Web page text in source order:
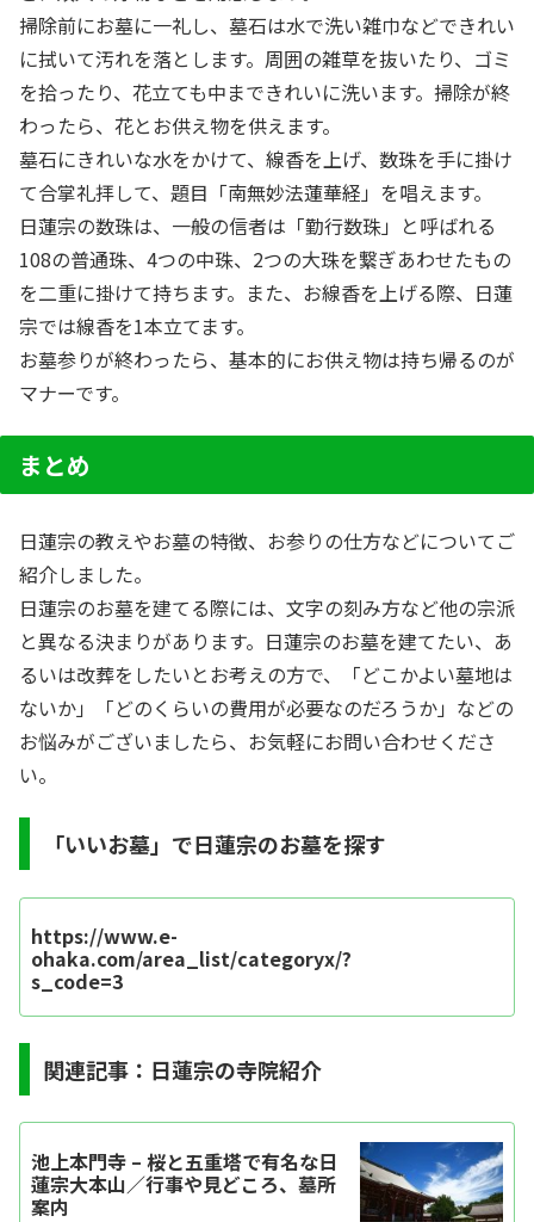
掃除前にお墓に一礼し、墓石は水で洗い雑巾などできれい
に拭いて汚れを落とします。周囲の雑草を抜いたり、ゴミ
を拾ったり、花立ても中まできれいに洗います。掃除が終
わったら、花とお供え物を供えます。
墓石にきれいな水をかけて、線香を上げ、数珠を手に掛け
て合掌礼拝して、題目「南無妙法蓮華経」を唱えます。
日蓮宗の数珠は、一般の信者は「勤行数珠」と呼ばれる
108の普通珠、4つの中珠、2つの大珠を繋ぎあわせたもの
を二重に掛けて持ちます。また、お線香を上げる際、日蓮
宗では線香を1本立てます。
お墓参りが終わったら、基本的にお供え物は持ち帰るのが
マナーです。
まとめ
日蓮宗の教えやお墓の特徴、お参りの仕方などについてご
紹介しました。
日蓮宗のお墓を建てる際には、文字の刻み方など他の宗派
と異なる決まりがあります。日蓮宗のお墓を建てたい、あ
るいは改葬をしたいとお考えの方で、「どこかよい墓地は
ないか」「どのくらいの費用が必要なのだろうか」などの
お悩みがございましたら、お気軽にお問い合わせくださ
い。
「いいお墓」で日蓮宗のお墓を探す
https://www.e-
ohaka.com/area_list/categoryx/?
s_code=3
関連記事：日蓮宗の寺院紹介
池上本門寺 – 桜と五重塔で有名な日
蓮宗大本山／行事や見どころ、墓所
案内